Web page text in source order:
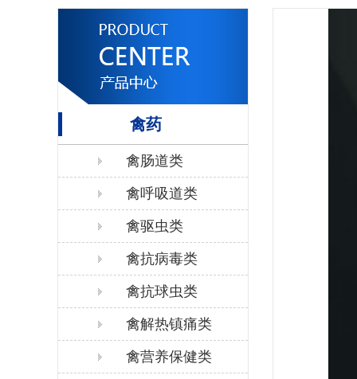
禽药
禽肠道类
禽呼吸道类
禽驱虫类
禽抗病毒类
禽抗球虫类
禽解热镇痛类
禽营养保健类